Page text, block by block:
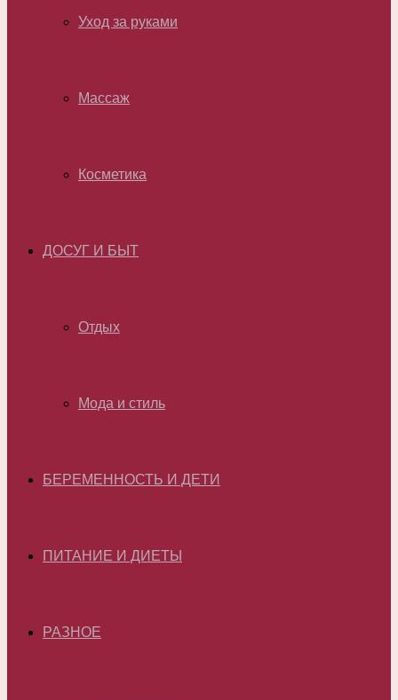
Уход за руками
Массаж
Косметика
ДОСУГ И БЫТ
Отдых
Мода и стиль
БЕРЕМЕННОСТЬ И ДЕТИ
ПИТАНИЕ И ДИЕТЫ
РАЗНОЕ